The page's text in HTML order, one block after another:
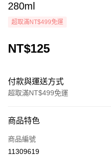
280ml
超取滿NT$499免運
NT$125
付款與運送方式
超取滿NT$499免運
icash Pay
信用卡一次付款
商品特色
商品編號
11309619